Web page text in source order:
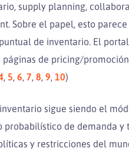
supply planning,
Sobre el papel, esto
de inventario. El
de pricing/
, 5, 6, 7, 8, 9, 10)
sigue siendo el
de demanda y
y restricciones del